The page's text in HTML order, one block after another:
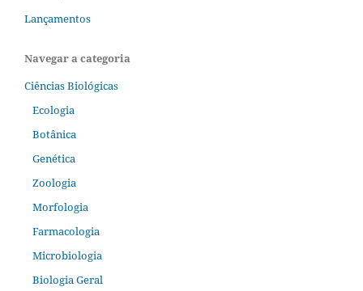
Lançamentos
Navegar a categoria
Ciências Biológicas
Ecologia
Botânica
Genética
Zoologia
Morfologia
Farmacologia
Microbiologia
Biologia Geral